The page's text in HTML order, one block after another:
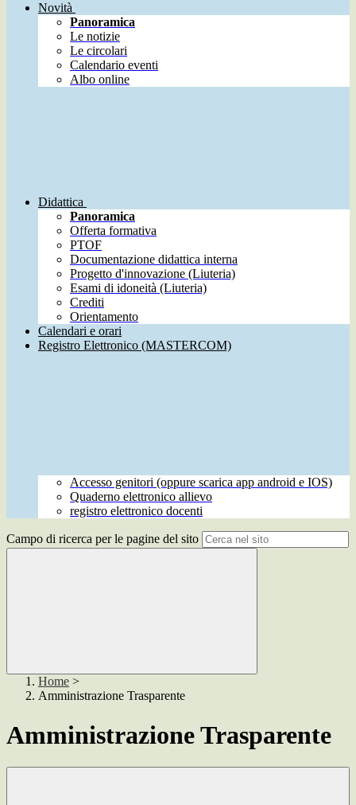
Novità
Panoramica
Le notizie
Le circolari
Calendario eventi
Albo online
Didattica
Panoramica
Offerta formativa
PTOF
Documentazione didattica interna
Progetto d'innovazione (Liuteria)
Esami di idoneità (Liuteria)
Crediti
Orientamento
Calendari e orari
Registro Elettronico (MASTERCOM)
Accesso genitori (oppure scarica app android e IOS)
Quaderno elettronico allievo
registro elettronico docenti
Campo di ricerca per le pagine del sito
Home >
Amministrazione Trasparente
Amministrazione Trasparente